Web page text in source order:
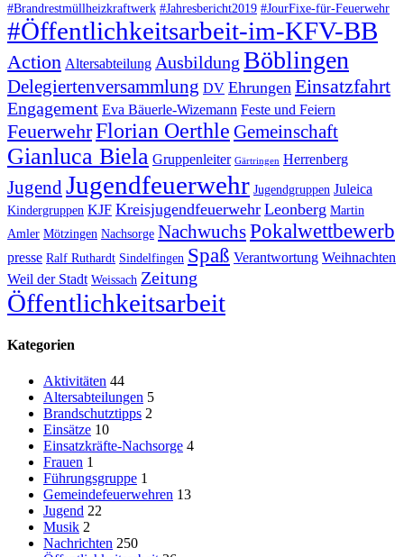
#Brandrestmüllheizkraftwerk #Jahresbericht2019 #JourFixe-für-Feuerwehr
#Öffentlichkeitsarbeit-im-KFV-BB
Action Altersabteilung Ausbildung Böblingen
Delegiertenversammlung DV Ehrungen Einsatzfahrt
Engagement Eva Bäuerle-Wizemann Feste und Feiern
FeuerwehrFlorian Oerthle Gemeinschaft
Gianluca Biela Gruppenleiter Gärtringen Herrenberg
JugendJugendfeuerwehr Jugendgruppen Juleica
Kindergruppen KJF Kreisjugendfeuerwehr Leonberg Martin
Amler Mötzingen Nachsorge NachwuchsPokalwettbewerb
presse Ralf Ruthardt Sindelfingen Spaß Verantwortung Weihnachten
Weil der Stadt Weissach Zeitung
Öffentlichkeitsarbeit
Kategorien
Aktivitäten 44
Altersabteilungen 5
Brandschutztipps 2
Einsätze 10
Einsatzkräfte-Nachsorge 4
Frauen 1
Führungsgruppe 1
Gemeindefeuerwehren 13
Jugend 22
Musik 2
Nachrichten 250